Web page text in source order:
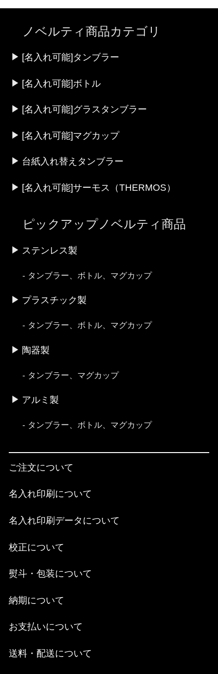
ノベルティ商品カテゴリ
[名入れ可能]タンブラー
[名入れ可能]ボトル
[名入れ可能]グラスタンブラー
[名入れ可能]マグカップ
台紙入れ替えタンブラー
[名入れ可能]サーモス（THERMOS）
ピックアップノベルティ商品
ステンレス製
タンブラー、ボトル、マグカップ
プラスチック製
タンブラー、ボトル、マグカップ
陶器製
タンブラー、マグカップ
アルミ製
タンブラー、ボトル、マグカップ
ご注文について
名入れ印刷について
名入れ印刷データについて
校正について
熨斗・包装について
納期について
お支払いについて
送料・配送について